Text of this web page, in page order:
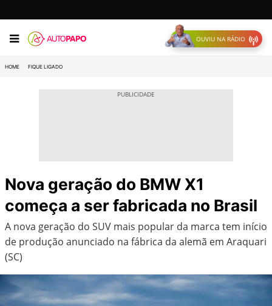
OUVIU NA RÁDIO
HOME FIQUE LIGADO
Nova geração do BMW X1
começa a ser fabricada no Brasil
A nova geração do SUV mais popular da marca tem início
de produção anunciado na fábrica da alemã em Araquari
(SC)